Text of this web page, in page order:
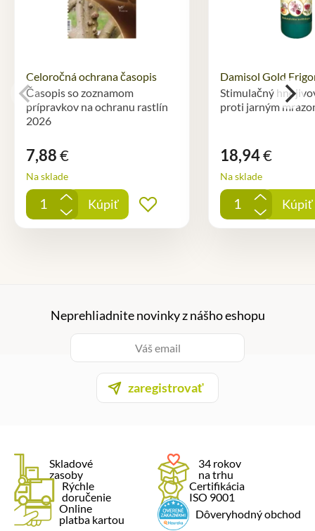
Celoročná ochrana časopis
Časopis so zoznamom
prípravkov na ochranu rastlín
2026
7,88€
Na sklade
+
-
Kúpiť Pridať do obľúbených
Damisol Gold
Stimulačný
proti jarným
18,94€
Na sklade
+
-
Kúpiť
Neprehliadnite novinky z nášho eshopu
zaregistrovať
Skladové
zasoby
34 rokov
na trhu
Rýchle
doručenie
Certifikácia
ISO 9001
Online
platba kartou
Dôveryhodný obchod